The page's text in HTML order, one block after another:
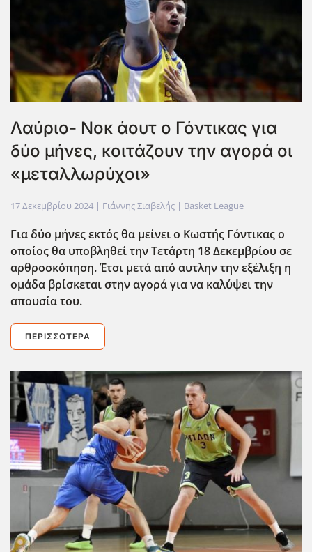
Λαύριο- Νοκ άουτ ο Γόντικας για
δύο μήνες, κοιτάζουν την αγορά οι
«μεταλλωρύχοι»
17 Δεκεμβρίου 2024 | Γιάννης Σιαβελής | Basket League
Για δύο μήνες εκτός θα μείνει ο Κωστής Γόντικας ο
οποίος θα υποβληθεί την Τετάρτη 18 Δεκεμβρίου σε
αρθροσκόπηση. Έτσι μετά από αυτλην την εξέλιξη η
ομάδα βρίσκεται στην αγορά για να καλ΄υψει την
απουσία του.
ΠΕΡΙΣΣΌΤΕΡΑ